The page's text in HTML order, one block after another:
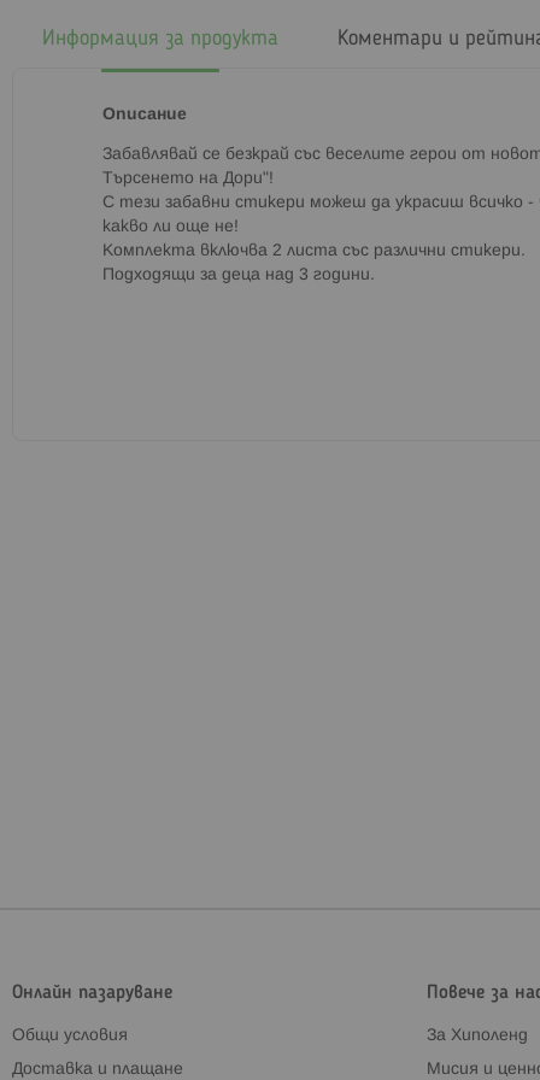
Информация за продукта
Описание
Забавлявай се безкрай със веселите герои от
Търсенето на Дори"!
С тези забавни стикери можеш да украсиш всичко
какво ли още не!
Комплекта включва 2 листа със различни стикери.
Подходящи за деца над 3 години.
Коментари и
Онлайн пазаруване
Общи условия
Доставка и плащане
Повече за
За Хиполенд
Мисия и